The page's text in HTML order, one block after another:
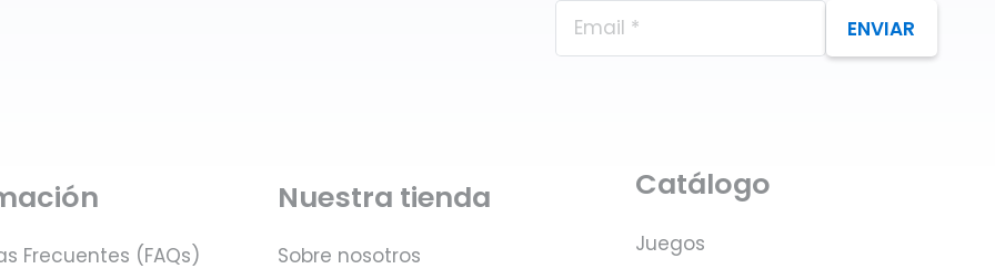
ENVIAR
Frecuentes (FAQs)
Nuestra tienda
Sobre nosotros
Catálogo
Juegos